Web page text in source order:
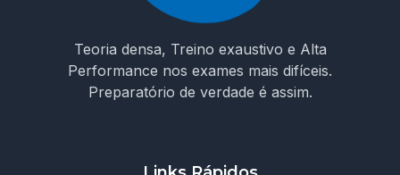
Teoria densa, Treino exaustivo e Alta
Performance nos exames mais difíceis.
Preparatório de verdade é assim.